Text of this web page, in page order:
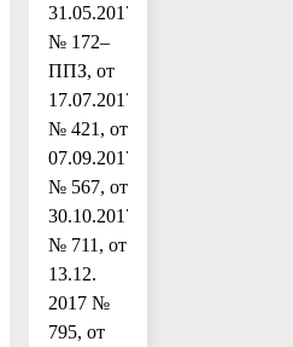
31.05.2017
№ 172–
ППЗ, от
17.07.2017
№ 421, от
07.09.2017
№ 567, от
30.10.2017
№ 711, от
13.12.
2017 №
795, от